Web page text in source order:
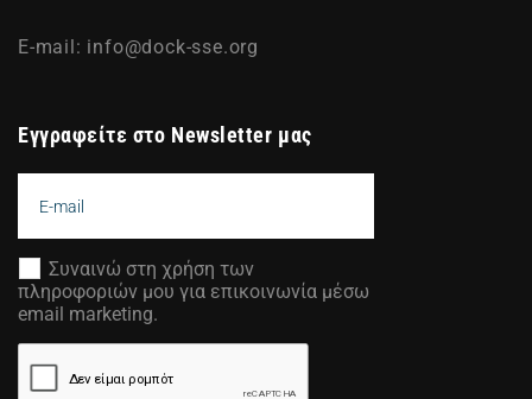
E-mail: info@dock-sse.org
Εγγραφείτε στο Newsletter μας
Συναινώ στη χρήση των
πληροφοριών μου για επικοινωνία μέσω
email marketing.